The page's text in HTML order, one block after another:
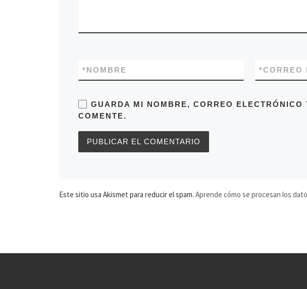
NOMBRE
* CORREO
*
GUARDA MI NOMBRE, CORREO
COMENTE.
Este sitio usa Akismet para reducir el spam. Aprende cómo se procesan los